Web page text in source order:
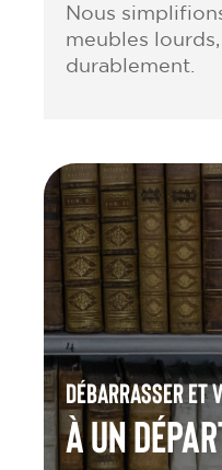
Nous
meubles
durablement.
Débarrasser et
à un